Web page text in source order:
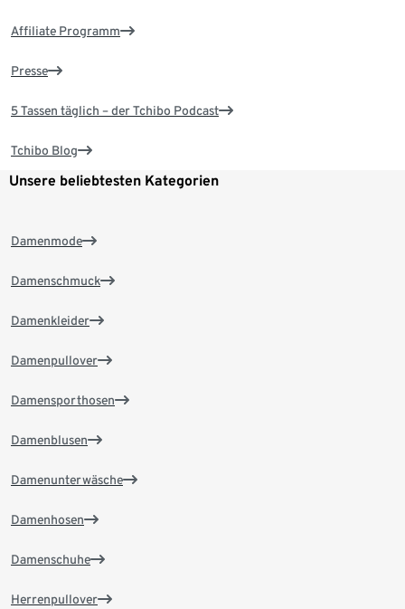
Affiliate Programm
Presse
5 Tassen täglich – der Tchibo Podcast
Tchibo Blog
Unsere beliebtesten Kategorien
Damenmode
Damenschmuck
Damenkleider
Damenpullover
Damensporthosen
Damenblusen
Damenunterwäsche
Damenhosen
Damenschuhe
Herrenpullover